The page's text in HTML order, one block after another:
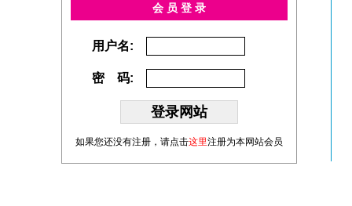
会 员 登 录
用户名:
密 码:
如果您还没有注册，请点击这里注册为本网站会员